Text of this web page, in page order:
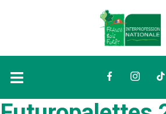
FacebookInstagram